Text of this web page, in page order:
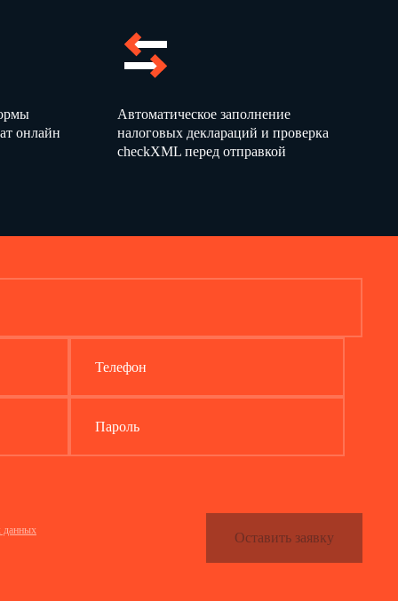
онлайн
Автоматическое заполнение
налоговых деклараций и проверка
checkXML перед отправкой
Телефон
Пароль
данных
Оставить заявку